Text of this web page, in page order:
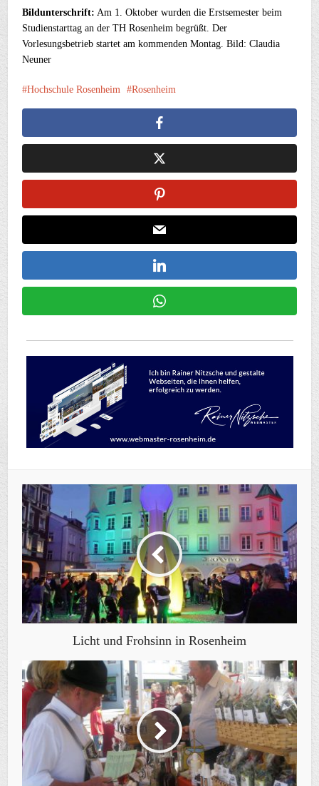
Bildunterschrift: Am 1. Oktober wurden die Erstsemester beim
Studienstarttag an der TH Rosenheim begrüßt. Der
Vorlesungsbetrieb startet am kommenden Montag. Bild: Claudia
Neuner
Hochschule Rosenheim Rosenheim
Licht und Frohsinn in Rosenheim